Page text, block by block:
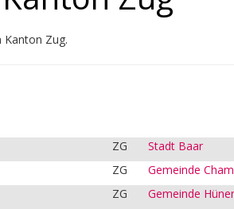
Kanton Zug.
ZG
Stadt Baar
ZG
Gemeinde Cham
ZG
Gemeinde